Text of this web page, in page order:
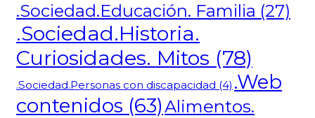
.Sociedad.Educación. Familia (27)
.Sociedad.Historia.
Curiosidades. Mitos (78)
.Sociedad.Personas con discapacidad (4) .Web
contenidos (63)Alimentos.